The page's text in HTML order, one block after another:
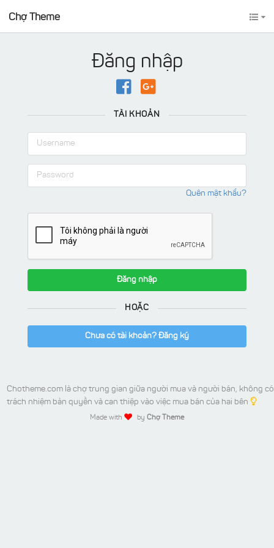
Chợ Theme
Đăng nhập
TÀI KHOẢN
Quên mật khẩu?
Đăng nhập
HOẶC
Chưa có tài khoản? Đăng ký
Chotheme.com là chợ trung gian giữa người mua và người bán, không có
trách nhiệm bản quyền và can thiệp vào việc mua bán của hai bên
Made with by Chợ Theme